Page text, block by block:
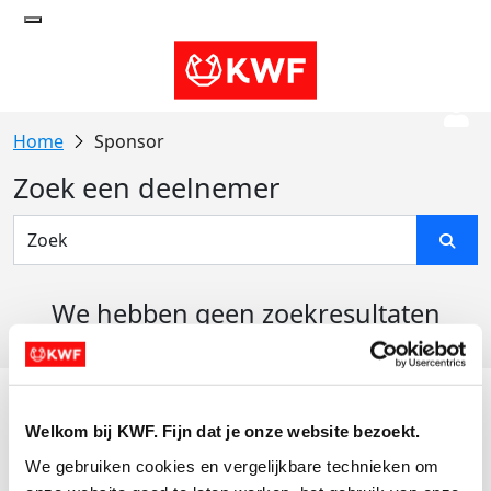
Welkom bij KWF. Fijn dat je onze website bezoekt.
We gebruiken cookies en vergelijkbare technieken om
Sponsor
Zoek een deelnemer
We hebben geen zoekresultaten
Actiematerialen
Evenementen